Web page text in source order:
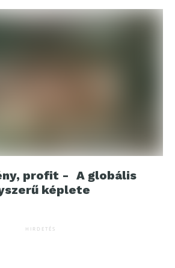
profit - A globális
képlete
HIRDETÉS